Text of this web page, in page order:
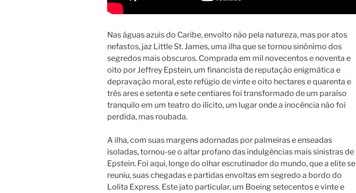
Nas águas azuis do Caribe, envolto não pela natureza, mas por atos
nefastos, jaz Little St. James, uma ilha que se tornou sinônimo dos
segredos mais obscuros. Comprada em mil novecentos e noventa e
oito por Jeffrey Epstein, um financista de reputação enigmática e
depravação moral, este refúgio de vinte e oito hectares e quarenta e
três ares e setenta e sete centiares foi transformado de um paraíso
tranquilo em um teatro do ilícito, um lugar onde a inocência não foi
perdida, mas roubada.
A ilha, com suas margens adornadas por palmeiras e enseadas
isoladas, tornou-se o altar profano das indulgências mais sinistras de
Epstein. Foi aqui, longe do olhar escrutinador do mundo, que a elite se
reuniu, suas chegadas e partidas envoltas em segredo a bordo do
Lolita Express. Este jato particular, um Boeing setecentos e vinte e